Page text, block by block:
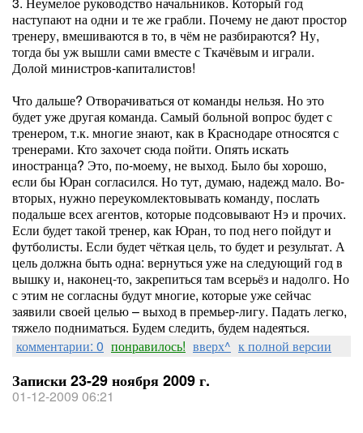
наступают на одни и те же грабли. Почему не дают простор
тренеру, вмешиваются в то, в чём не разбираются? Ну,
тогда бы уж вышли сами вместе с Ткачёвым и играли.
Долой министров-капиталистов!
Что дальше? Отворачиваться от команды нельзя. Но это
будет уже другая команда. Самый больной вопрос будет с
тренером, т.к. многие знают, как в Краснодаре относятся с
тренерами. Кто захочет сюда пойти. Опять искать
иностранца? Это, по-моему, не выход. Было бы хорошо,
если бы Юран согласился. Но тут, думаю, надежд мало. Во-
вторых, нужно переукомлектовывать команду, послать
подальше всех агентов, которые подсовывают Нэ и прочих.
Если будет такой тренер, как Юран, то под него пойдут и
футболисты. Если будет чёткая цель, то будет и результат. А
цель должна быть одна: вернуться уже на следующий год в
вышку и, наконец-то, закрепиться там всерьёз и надолго. Но
с этим не согласны будут многие, которые уже сейчас
заявили своей целью – выход в премьер-лигу. Падать легко,
тяжело подниматься. Будем следить, будем надеяться.
комментарии: 0 понравилось! вверх^ к полной версии
Записки 23-29 ноября 2009 г.
01-12-2009 06:21